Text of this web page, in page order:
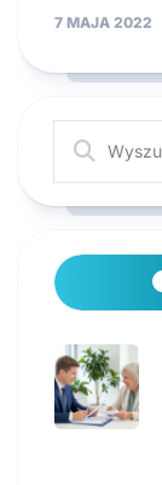
7 MAJA 2022